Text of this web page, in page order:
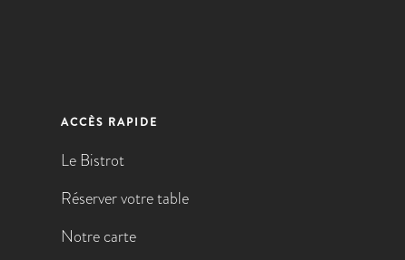
ACCÈS RAPIDE
Le Bistrot
Réserver votre table
Notre carte